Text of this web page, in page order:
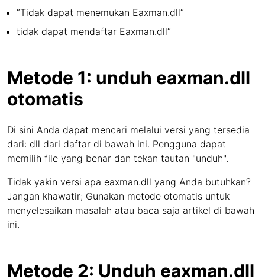
“Tidak dapat menemukan Eaxman.dll“
tidak dapat mendaftar Eaxman.dll“
Metode 1: unduh eaxman.dll
otomatis
Di sini Anda dapat mencari melalui versi yang tersedia
dari: dll dari daftar di bawah ini. Pengguna dapat
memilih file yang benar dan tekan tautan "unduh".
Tidak yakin versi apa eaxman.dll yang Anda butuhkan?
Jangan khawatir; Gunakan metode otomatis untuk
menyelesaikan masalah atau baca saja artikel di bawah
ini.
Metode 2: Unduh eaxman.dll